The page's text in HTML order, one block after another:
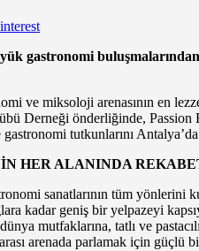
gastronomi
ve miksoloji arenasının en
Derneği önderliğinde, Passion
tutkunlarını
HER ALANINDA
sanatlarının tüm yönlerini
kadar geniş bir yelpazeyi
mutfaklarına, tatlı ve
arenada parlamak için güçlü